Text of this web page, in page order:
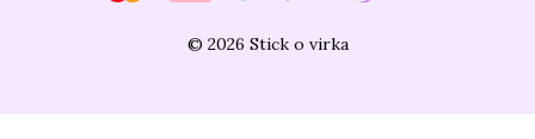
© 2026 Stick o virka